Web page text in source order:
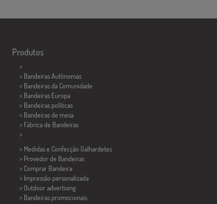
Produtos
>
> Bandeiras Autônomas
> Bandeiras da Comunidade
> Bandeiras Europa
> Bandeiras políticas
> Bandeiras de mesa
> Fábrica de Bandeiras
>
> Medidas e Confecção Galhardetes
> Provedor de Bandeiras
> Comprar Bandeira
> Impressão personalizada
> Outdoor advertising
> Bandeiras promocionais